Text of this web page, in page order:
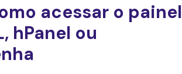
acessar o painel
hPanel ou